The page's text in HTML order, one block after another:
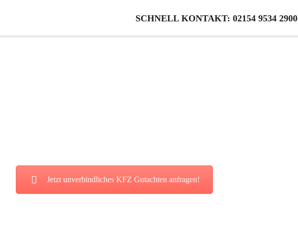
SCHNELL KONTAKT: 02154 9534 2900
Jetzt unverbindliches KFZ Gutachten anfragen!